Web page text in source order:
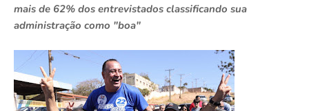
mais de 62% dos entrevistados classificando sua
administração como "boa"